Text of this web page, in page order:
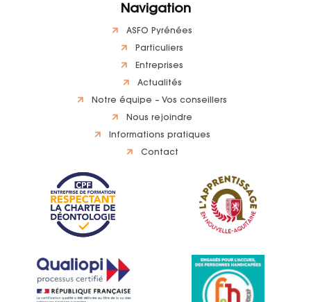
Navigation
ASFO Pyrénées
Particuliers
Entreprises
Actualités
Notre équipe – Vos conseillers
Nous rejoindre
Informations pratiques
Contact